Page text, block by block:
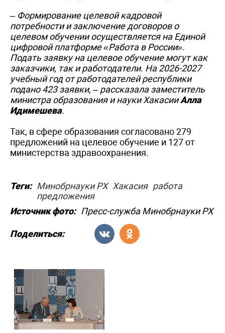
– Формирование целевой кадровой
потребности и заключение договоров о
целевом обучении осуществляется на Единой
цифровой платформе «Работа в России».
Подать заявку на целевое обучение могут как
заказчики, так и работодатели. На 2026-2027
учебный год от работодателей республики
подано 423 заявки, – рассказала заместитель
министра образования и науки ХакасииАлла
Идимешева.
Так, в сфере образования согласовано 279
предложений на целевое обучение и 127 от
министерства здравоохранения.
Теги: Минобрнауки РХ Хакасия работа
предложения
Источник фото: Пресс-служба Минобрнауки РХ
Поделиться: